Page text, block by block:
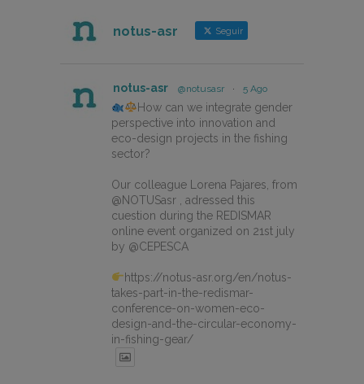
notus-asr Seguir
notus-asr @notusasr · 5 Ago
How can we integrate gender
perspective into innovation and
eco-design projects in the fishing
sector?
Our colleague Lorena Pajares, from
@NOTUSasr , adressed this
cuestion during the REDISMAR
online event organized on 21st july
by @CEPESCA
https://notus-asr.org/en/notus-
takes-part-in-the-redismar-
conference-on-women-eco-
design-and-the-circular-economy-
in-fishing-gear/